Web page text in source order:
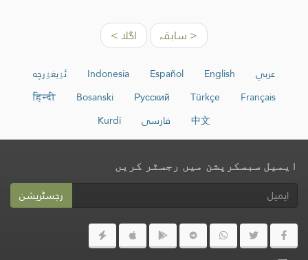
< سابقہ اگلا >
عربي English
Español
Indonesia
ئۇيغۇرچە
Français
Türkçe
Русский
Bosanski
हिन्दी
中文
فارسی Kurdî
ایمیل سبسکرپشن میں رجسٹر کریں
رجسٹریشن